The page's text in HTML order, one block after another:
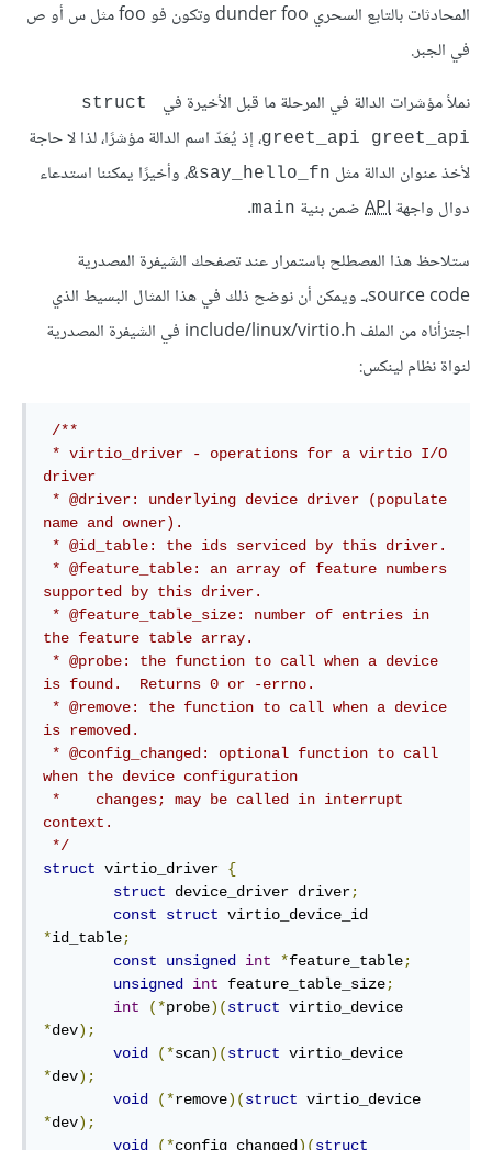
المحادثات بالتابع السحري dunder foo وتكون فو foo مثل س أو ص
في الجبر.
نملأ مؤشرات الدالة في المرحلة ما قبل الأخيرة في
struct
greet_api greet_api، إذ يُعَدّ اسم الدالة مؤشرًا، لذا لا حاجة
لأخذ عنوان الدالة مثل say_hello_fn&
، وأخيرًا يمكننا استدعاء
دوال واجهةAPIضمن بنية main
.
ستلاحظ هذا المصطلح باستمرار عند تصفحك الشيفرة المصدرية
source code،ـ ويمكن أن نوضح ذلك في هذا المثال البسيط الذي
اجتزأناه من الملف include/linux/virtio.h في الشيفرة المصدرية
لنواة نظام لينكس:
/**
driver
name and owner).
supported by this driver.
the feature table array.
is found.  Returns 0 or -errno.
is removed.
when the device configuration
context.
*/
struct virtio_driver {
struct device_driver driver;
const
struct
*id_table;
const
unsigned int *feature_table;
unsigned
int feature_table_size;
int
(*probe)(struct
*dev);
void
(*scan)(struct
*dev);
void
(*remove)(struct
*dev);
void
(*config_changed )(struct